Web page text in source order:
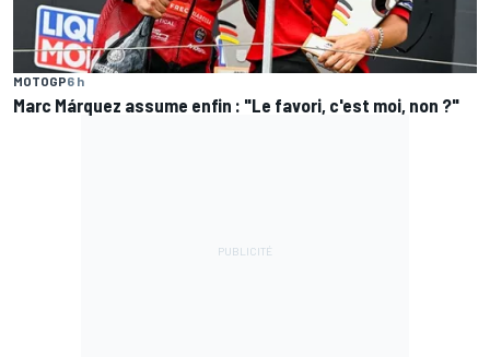
MOTOGP6 h
Marc Márquez assume enfin : "Le favori, c'est moi, non ?"